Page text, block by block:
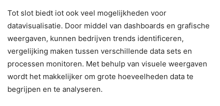
Tot slot biedt iot ook veel mogelijkheden voor
datavisualisatie. Door middel van dashboards en grafische
weergaven, kunnen bedrijven trends identificeren,
vergelijking maken tussen verschillende data sets en
processen monitoren. Met behulp van visuele weergaven
wordt het makkelijker om grote hoeveelheden data te
begrijpen en te analyseren.